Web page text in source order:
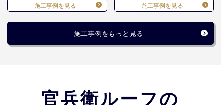
施工事例を見る 施工事例を見る
施工事例をもっと見る
官兵衛ルーフの